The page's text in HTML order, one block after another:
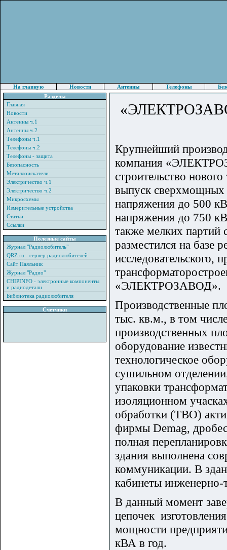
На главную Новости Антенны Телефоны
Разделы
Главная
Новости
Антенны ч.1
Антенны ч.2
Телефоны ч.1
Телефоны ч.2
Телефоны - защита
Безопасность
Металлоискатели
Электричество ч.1
Электричество ч.2
Микросхемы
Измерительные устройства
Статьи
Ссылки
Полезные сайты
Журнал "Радиолюбитель"
QRZ.ru - сервер радиолюбителей
Сайт Паяльник
Журнал "Радио"
CHIPINFO - электронные компоненты
и радиодетали
Библиотека радиолюбителя
Счетчики
Крупнейший
компания
строительство
выпуск
напряжения до 500
напряжения до 750
также мелких партий
разместился на базе
исследовательского,
«ЭЛЕКТРОЗАВОД».
Производственные
тыс. кв.м., в том
производственных
оборудование
технологическое
сушильном
упаковки
изоляционном
обработки (ТВО)
фирмы Demag,
полная
здания выполнена
коммуникации. В
кабинеты инженерно-
В данный момент
цепочек
мощности
кВА в год.